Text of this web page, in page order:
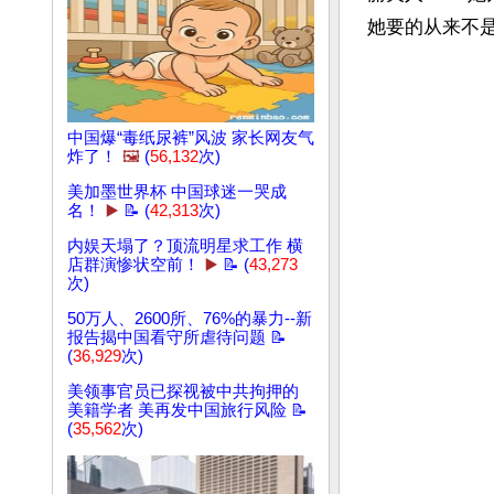
中国爆“毒纸尿裤”风波 家长网友气
炸了！
🖼️ (56,132次)
美加墨世界杯 中国球迷一哭成
名！
▶️ 📝 (42,313次)
内娱天塌了？顶流明星求工作 横
店群演惨状空前！
▶️ 📝 (43,273
次)
50万人、2600所、76%的暴力--新
报告揭中国看守所虐待问题 📝
(36,929次)
美领事官员已探视被中共拘押的
美籍学者 美再发中国旅行风险 📝
(35,562次)
她要的从来不